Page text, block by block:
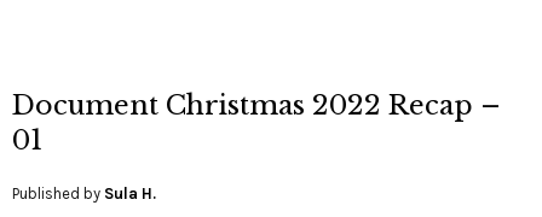
Document Christmas 2022 Recap –
01
Published by Sula H.